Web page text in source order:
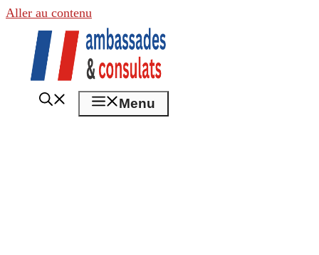
Aller au contenu
Menu